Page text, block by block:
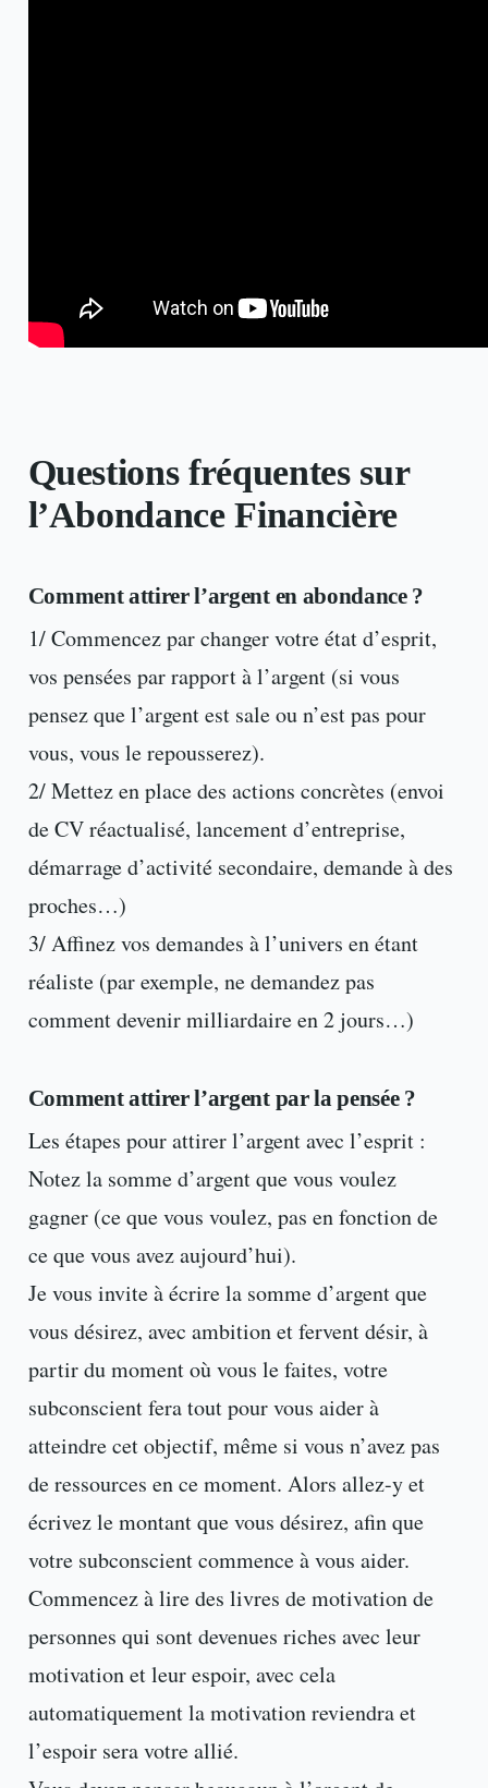
Questions fréquentes sur
l’Abondance Financière
Comment attirer l’argent en abondance ?
1/ Commencez par changer votre état d’esprit,
vos pensées par rapport à l’argent (si vous
pensez que l’argent est sale ou n’est pas pour
vous, vous le repousserez).
2/ Mettez en place des actions concrètes (envoi
de CV réactualisé, lancement d’entreprise,
démarrage d’activité secondaire, demande à des
proches…)
3/ Affinez vos demandes à l’univers en étant
réaliste (par exemple, ne demandez pas
comment devenir milliardaire en 2 jours…)
Comment attirer l’argent par la pensée ?
Les étapes pour attirer l’argent avec l’esprit :
Notez la somme d’argent que vous voulez
gagner (ce que vous voulez, pas en fonction de
ce que vous avez aujourd’hui).
Je vous invite à écrire la somme d’argent que
vous désirez, avec ambition et fervent désir, à
partir du moment où vous le faites, votre
subconscient fera tout pour vous aider à
atteindre cet objectif, même si vous n’avez pas
de ressources en ce moment. Alors allez-y et
écrivez le montant que vous désirez, afin que
votre subconscient commence à vous aider.
Commencez à lire des livres de motivation de
personnes qui sont devenues riches avec leur
motivation et leur espoir, avec cela
automatiquement la motivation reviendra et
l’espoir sera votre allié.